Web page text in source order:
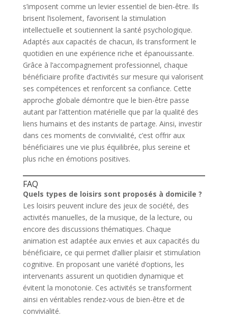
s’imposent comme un levier essentiel de bien-être. Ils
brisent l’isolement, favorisent la stimulation
intellectuelle et soutiennent la santé psychologique.
Adaptés aux capacités de chacun, ils transforment le
quotidien en une expérience riche et épanouissante.
Grâce à l’accompagnement professionnel, chaque
bénéficiaire profite d’activités sur mesure qui valorisent
ses compétences et renforcent sa confiance. Cette
approche globale démontre que le bien-être passe
autant par l’attention matérielle que par la qualité des
liens humains et des instants de partage. Ainsi, investir
dans ces moments de convivialité, c’est offrir aux
bénéficiaires une vie plus équilibrée, plus sereine et
plus riche en émotions positives.
FAQ
Quels types de loisirs sont proposés à domicile ?
Les loisirs peuvent inclure des jeux de société, des
activités manuelles, de la musique, de la lecture, ou
encore des discussions thématiques. Chaque
animation est adaptée aux envies et aux capacités du
bénéficiaire, ce qui permet d’allier plaisir et stimulation
cognitive. En proposant une variété d’options, les
intervenants assurent un quotidien dynamique et
évitent la monotonie. Ces activités se transforment
ainsi en véritables rendez-vous de bien-être et de
convivialité.